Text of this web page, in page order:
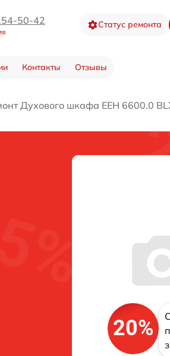
50-42 Статус ремонта
Контакты Отзывы
Духового шкафа EEH 6600.0
20%